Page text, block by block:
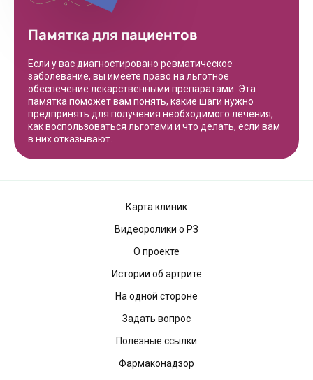
Памятка для пациентов
Если у вас диагностировано ревматическое
заболевание, вы имеете право на льготное
обеспечение лекарственными препаратами. Эта
памятка поможет вам понять, какие шаги нужно
предпринять для получения необходимого лечения,
как воспользоваться льготами и что делать, если вам
в них отказывают.
Карта клиник
Видеоролики о РЗ
О проекте
Истории об артрите
На одной стороне
Задать вопрос
Полезные ссылки
Фармаконадзор